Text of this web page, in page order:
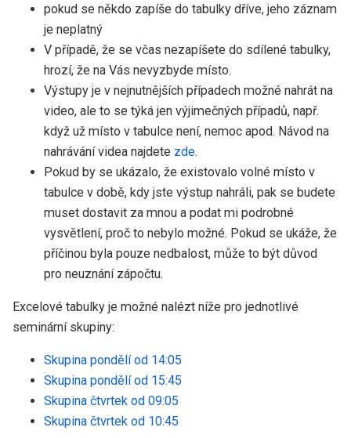
pokud se někdo zapíše do tabulky dříve, jeho záznam
je neplatný
V případě, že se včas nezapíšete do sdílené tabulky,
hrozí, že na Vás nevyzbyde místo.
Výstupy je v nejnutnějších případech možné nahrát na
video, ale to se týká jen výjimečných případů, např.
když už místo v tabulce není, nemoc apod. Návod na
nahrávání videa najdete zde.
Pokud by se ukázalo, že existovalo volné místo v
tabulce v době, kdy jste výstup nahráli, pak se budete
muset dostavit za mnou a podat mi podrobné
vysvětlení, proč to nebylo možné. Pokud se ukáže, že
příčinou byla pouze nedbalost, může to být důvod
pro neuznání zápočtu.
Excelové tabulky je možné nalézt níže pro jednotlivé
seminární skupiny:
Skupina pondělí od 14:05
Skupina pondělí od 15:45
Skupina čtvrtek od 09:05
Skupina čtvrtek od 10:45